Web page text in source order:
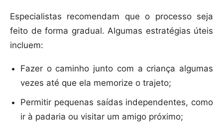
Especialistas recomendam que o processo seja
feito de forma gradual. Algumas estratégias úteis
incluem:
Fazer o caminho junto com a criança algumas
vezes até que ela memorize o trajeto;
Permitir pequenas saídas independentes, como
ir à padaria ou visitar um amigo próximo;